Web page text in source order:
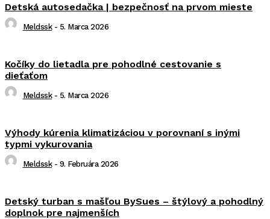
Detská autosedačka | bezpečnosť na prvom mieste
Meldssk - 5. Marca 2026
Kočíky do lietadla pre pohodlné cestovanie s
dieťaťom
Meldssk - 5. Marca 2026
Výhody kúrenia klimatizáciou v porovnaní s inými
typmi vykurovania
Meldssk - 9. Februára 2026
Detský turban s mašľou BySues – štýlový a pohodlný
doplnok pre najmenších